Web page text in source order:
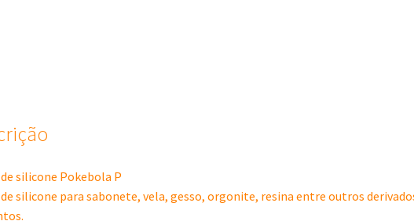
silicone Pokebola P
silicone para sabonete, vela, gesso, orgonite, resina entre outros